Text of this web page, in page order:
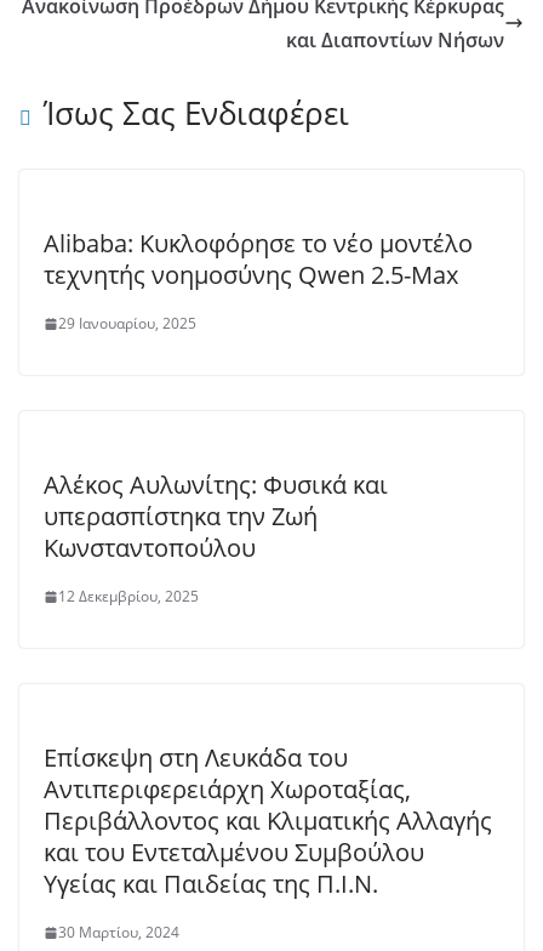
Ανακοίνωση Προέδρων Δήμου Κεντρικής Κέρκυρας
και Διαποντίων Νήσων
Ίσως Σας Ενδιαφέρει
Alibaba: Κυκλοφόρησε το νέο μοντέλο
τεχνητής νοημοσύνης Qwen 2.5-Max
29 Ιανουαρίου, 2025
Αλέκος Αυλωνίτης: Φυσικά και
υπερασπίστηκα την Ζωή
Κωνσταντοπούλου
12 Δεκεμβρίου, 2025
Επίσκεψη στη Λευκάδα του
Αντιπεριφερειάρχη Χωροταξίας,
Περιβάλλοντος και Κλιματικής Αλλαγής
και του Εντεταλμένου Συμβούλου
Υγείας και Παιδείας της Π.Ι.Ν.
30 Μαρτίου, 2024